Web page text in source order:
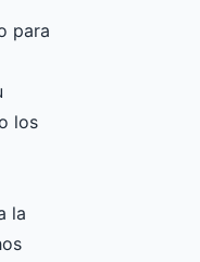
para
los
la